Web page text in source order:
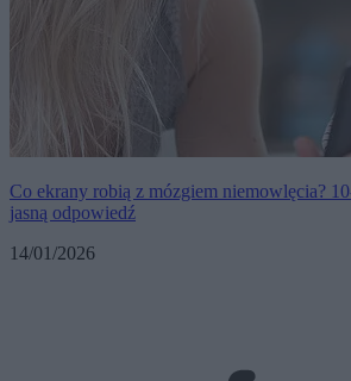
Co ekrany robią z mózgiem niemowlęcia?
jasną odpowiedź
14/01/2026